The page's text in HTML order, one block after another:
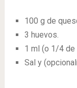
100 g de
3 huevos.
1 ml (o 1/4 de
Sal y